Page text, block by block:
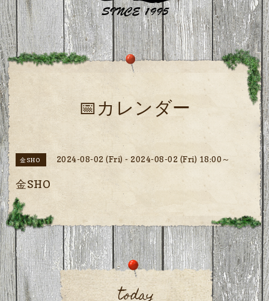
📅カレンダー
金SHO 2024-08-02 (Fri) - 2024-08-02 (Fri) 18:00～
金SHO